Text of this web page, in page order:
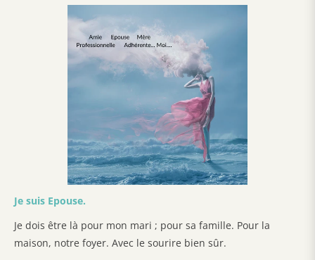
Je suis Epouse.
Je dois être là pour mon mari ; pour sa famille. Pour la
maison, notre foyer. Avec le sourire bien sûr.